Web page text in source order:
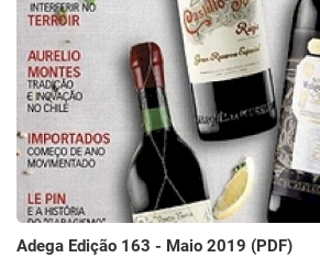
Adega Edição 163 - Maio 2019 (PDF)